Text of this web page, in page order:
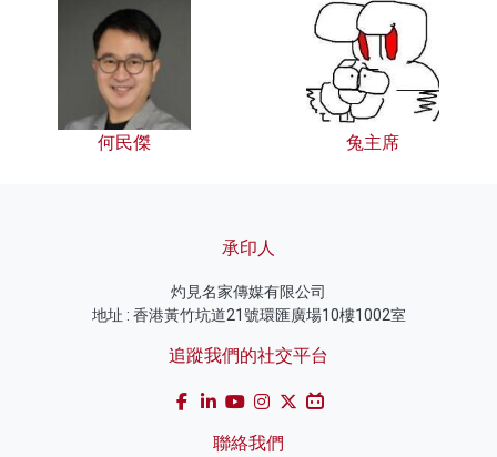
何民傑 兔主席
承印人
灼見名家傳媒有限公司
地址 : 香港黃竹坑道21號環匯廣場10樓1002室
追蹤我們的社交平台
聯絡我們